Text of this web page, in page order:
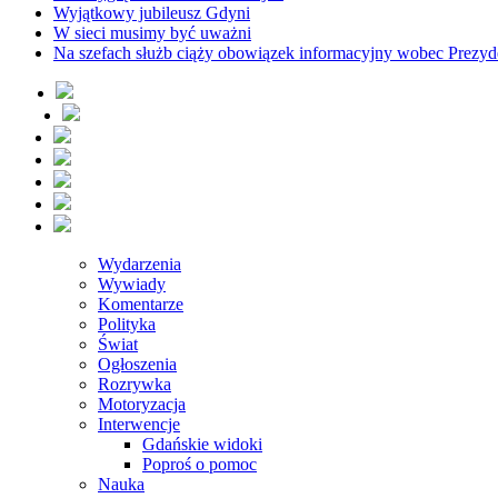
Wyjątkowy jubileusz Gdyni
W sieci musimy być uważni
Na szefach służb ciąży obowiązek informacyjny wobec
Wydarzenia
Wywiady
Komentarze
Polityka
Świat
Ogłoszenia
Rozrywka
Motoryzacja
Interwencje
Gdańskie widoki
Poproś o pomoc
Nauka